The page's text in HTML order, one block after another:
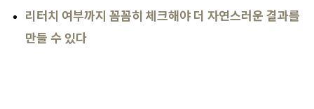
리터치 여부까지 꼼꼼히 체크해야 더 자연스러운 결과를
만들 수 있다